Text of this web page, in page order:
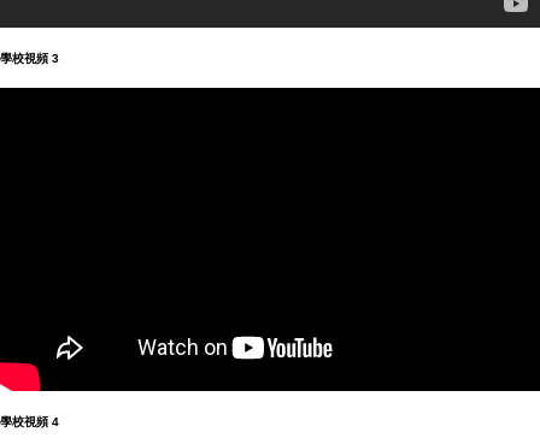
學校視頻 3
學校視頻 4